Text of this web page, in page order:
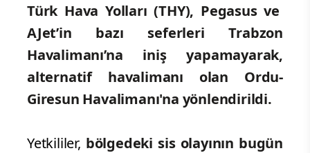
Türk Hava Yolları (THY), Pegasus ve
AJet’in bazı seferleri Trabzon
Havalimanı’na iniş yapamayarak,
alternatif havalimanı olan Ordu-
Giresun Havalimanı'na yönlendirildi.
Yetkililer, bölgedeki sis olayının bugün